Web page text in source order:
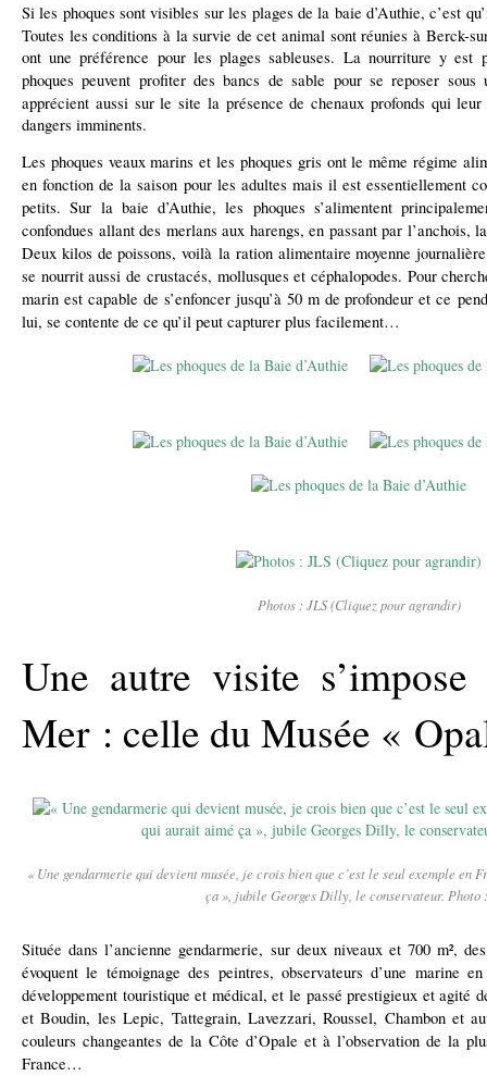
Si les phoques sont visibles sur les plages de la baie d’Authie, c’est
Toutes les conditions à la survie de cet animal sont réunies à Berck-
ont une préférence pour les plages sableuses. La nourriture y est
phoques peuvent profiter des bancs de sable pour se reposer sous
apprécient aussi sur le site la présence de chenaux profonds qui leur
dangers imminents.
Les phoques veaux marins et les phoques gris ont lemême régime
en fonction de la saison pour les adultes mais il est essentiellement
petits. Sur la baie d’Authie, les phoques s’alimentent
confondues allant des merlans aux harengs, en passant par l’anchois,
Deux kilos de poissons, voilà la ration alimentaire moyenne journalière
se nourrit aussi de crustacés, mollusques et céphalopodes. Pour
marin est capable de s’enfoncer jusqu’à 50 m de profondeur et ce
lui, se contente de ce qu’il peut capturer plus facilement…
Photos : JLS (Cliquez pour agrandir)
Une autre visite s’impose
Mer : celle du Musée «
« Une gendarmerie qui devient musée, je crois bien que c’est le seul exemple en
ça », jubile Georges Dilly, le conservateur. Photo
Située dans l’ancienne gendarmerie, sur deux niveaux et 700 m²,
évoquent le témoignage des peintres, observateurs d’une marine
développement touristique et médical, et le passé prestigieux et agité
et Boudin, les Lepic, Tattegrain, Lavezzari, Roussel, Chambon et
couleurs changeantes de la Côte d’Opale et à l’observation de la
France…